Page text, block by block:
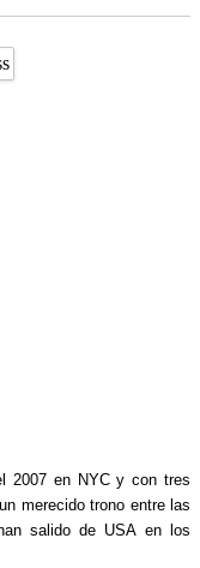
2007 en NYC y con tres
merecido trono entre las
salido de USA en los